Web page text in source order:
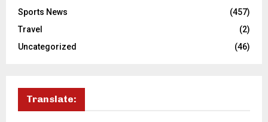
Sports News
(457)
Travel
(2)
Uncategorized
(46)
Translate: